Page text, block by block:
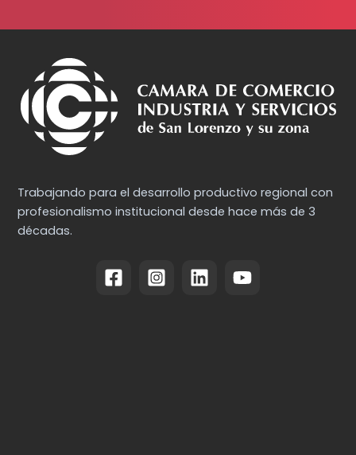
Trabajando para el desarrollo productivo regional con
profesionalismo institucional desde hace más de 3
décadas.